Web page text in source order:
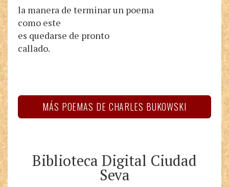
la manera de terminar un poema
como este
es quedarse de pronto
callado.
MÁS POEMAS DE CHARLES BUKOWSKI
Biblioteca Digital Ciudad
Seva